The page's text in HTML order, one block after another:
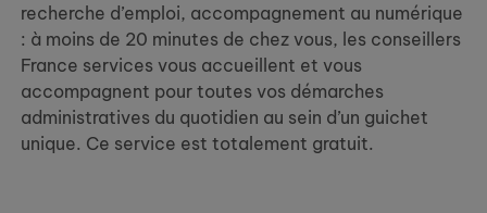
recherche d’emploi, accompagnement au numérique
: à moins de 20 minutes de chez vous, les conseillers
France services vous accueillent et vous
accompagnent pour toutes vos démarches
administratives du quotidien au sein d’un guichet
unique. Ce service est totalement gratuit.